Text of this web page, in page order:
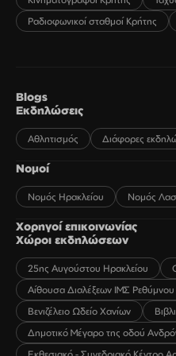
Ραδιοφωνικοί σταθμοί Κρήτης
Blogs
Εκδηλώσεις
Αθλητισμός Διάφορες
Νομοί
Νομός Ηρακλείου Νομός
Χορηγοί επικοινωνίας
Χώροι εκδηλώσεων
25ης Αυγούστου Ηρακλείου
Αίθουσα Διαλέξεων ΙΜΣ Ρεθύμνου
Βενιζέλειο Ωδείο Χανίων
Δημοτικό Μέγαρο της οδού